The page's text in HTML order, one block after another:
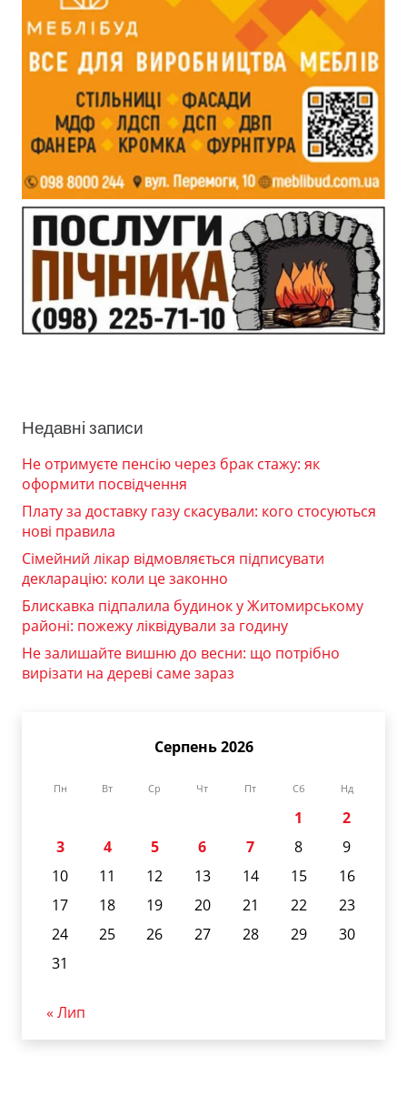
Недавні записи
Не отримуєте пенсію через брак стажу: як
оформити посвідчення
Плату за доставку газу скасували: кого стосуються
нові правила
Сімейний лікар відмовляється підписувати
декларацію: коли це законно
Блискавка підпалила будинок у Житомирському
районі: пожежу ліквідували за годину
Не залишайте вишню до весни: що потрібно
вирізати на дереві саме зараз
Серпень 2026
Пн Вт Ср Чт Пт Сб Нд
1
2
3
4 5 6 7 8
9
10
11 12 13 14 15
16
17
18 19 20 21 22
23
24
25 26 27 28 29
30
31
« Лип